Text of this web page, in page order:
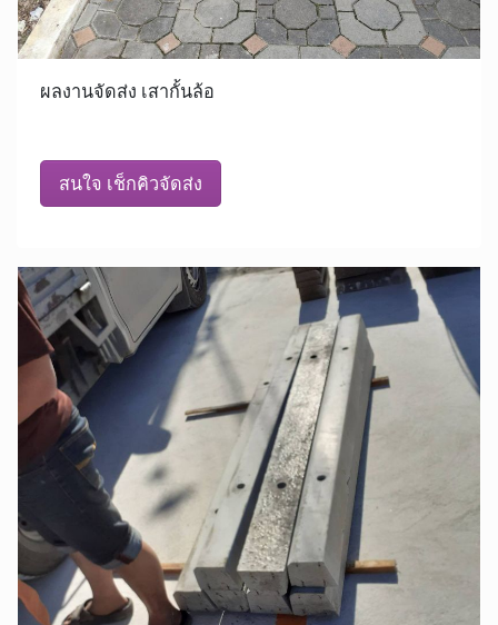
ผลงานจัดส่ง เสากั้นล้อ
สนใจ เช็กคิวจัดส่ง